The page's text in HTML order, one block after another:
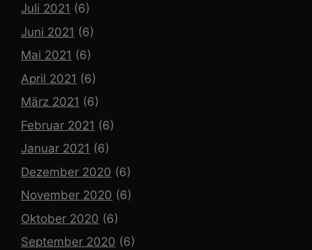
Juli 2021 (6)
Juni 2021 (6)
Mai 2021 (6)
April 2021 (6)
März 2021 (6)
Februar 2021 (6)
Januar 2021 (6)
Dezember 2020 (6)
November 2020 (6)
Oktober 2020 (6)
September 2020 (6)